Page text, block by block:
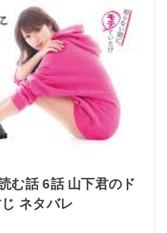
む話 6話 山下君のド
ネタバレ